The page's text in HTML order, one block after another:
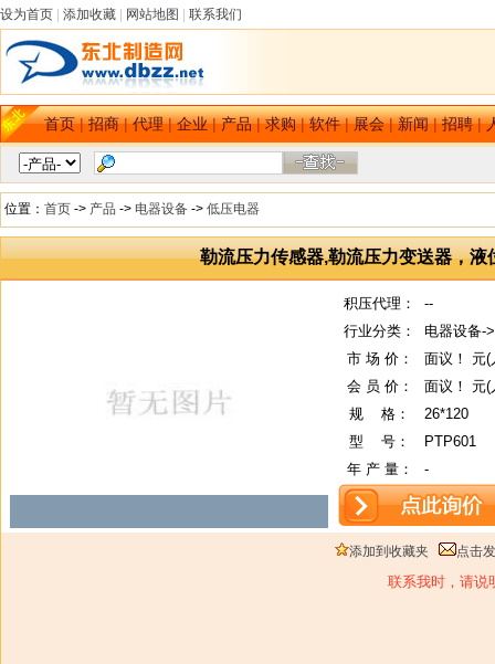
设为首页 添加收藏 网站地图 联系我们
首页|招商|代理|企业|产品|求购|软件|展会|新闻|招聘|
位置： 首页 -> 产品 -> 电器设备 -> 低压电器
勒流压力传感器,勒流压力变送器，液
积压代理：
--
行业分类：
电器设备-
市 场 价：
面议！ 元(
会 员 价：
面议！ 元(
规
格：
26*120
型
号：
PTP601
年 产 量：
-
添加到收藏夹 点击
联系我时，请说